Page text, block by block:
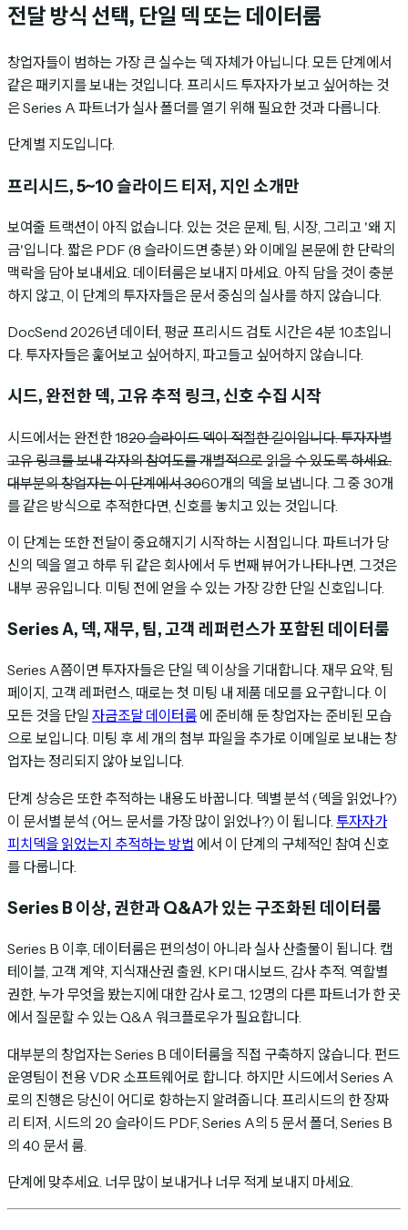
전달 방식 선택, 단일 덱 또는 데이터룸
창업자들이 범하는 가장 큰 실수는 덱 자체가 아닙니다. 모든 단계에서
같은 패키지를 보내는 것입니다. 프리시드 투자자가 보고 싶어하는 것
은 Series A 파트너가 실사 폴더를 열기 위해 필요한 것과 다릅니다.
단계별 지도입니다.
프리시드, 5~10 슬라이드 티저, 지인 소개만
보여줄 트랙션이 아직 없습니다. 있는 것은 문제, 팀, 시장, 그리고 '왜 지
금'입니다. 짧은 PDF (8 슬라이드면 충분) 와 이메일 본문에 한 단락의
맥락을 담아 보내세요. 데이터룸은 보내지 마세요. 아직 담을 것이 충분
하지 않고, 이 단계의 투자자들은 문서 중심의 실사를 하지 않습니다.
DocSend 2026년 데이터, 평균 프리시드 검토 시간은 4분 10초입니
다. 투자자들은 훑어보고 싶어하지, 파고들고 싶어하지 않습니다.
시드, 완전한 덱, 고유 추적 링크, 신호 수집 시작
시드에서는 완전한 1820 슬라이드 덱이 적절한 길이입니다. 투자자별
고유 링크를 보내 각자의 참여도를 개별적으로 읽을 수 있도록 하세요.
대부분의 창업자는 이 단계에서 3060개의 덱을 보냅니다. 그 중 30개
를 같은 방식으로 추적한다면, 신호를 놓치고 있는 것입니다.
이 단계는 또한 전달이 중요해지기 시작하는 시점입니다. 파트너가 당
신의 덱을 열고 하루 뒤 같은 회사에서 두 번째 뷰어가 나타나면, 그것은
내부 공유입니다. 미팅 전에 얻을 수 있는 가장 강한 단일 신호입니다.
Series A, 덱, 재무, 팀, 고객 레퍼런스가 포함된 데이터룸
Series A쯤이면 투자자들은 단일 덱 이상을 기대합니다. 재무 요약, 팀
페이지, 고객 레퍼런스, 때로는 첫 미팅 내 제품 데모를 요구합니다. 이
모든 것을 단일 자금조달 데이터룸 에 준비해 둔 창업자는 준비된 모습
으로 보입니다. 미팅 후 세 개의 첨부 파일을 추가로 이메일로 보내는 창
업자는 정리되지 않아 보입니다.
단계 상승은 또한 추적하는 내용도 바꿉니다. 덱별 분석 (덱을 읽었나?)
이 문서별 분석 (어느 문서를 가장 많이 읽었나?) 이 됩니다. 투자자가
피치덱을 읽었는지 추적하는 방법 에서 이 단계의 구체적인 참여 신호
를 다룹니다.
Series B 이상, 권한과 Q&A가 있는 구조화된 데이터룸
Series B 이후, 데이터룸은 편의성이 아니라 실사 산출물이 됩니다. 캡
테이블, 고객 계약, 지식재산권 출원, KPI 대시보드, 감사 추적. 역할별
권한, 누가 무엇을 봤는지에 대한 감사 로그, 12명의 다른 파트너가 한 곳
에서 질문할 수 있는 Q&A 워크플로우가 필요합니다.
대부분의 창업자는 Series B 데이터룸을 직접 구축하지 않습니다. 펀드
운영팀이 전용 VDR 소프트웨어로 합니다. 하지만 시드에서 Series A
로의 진행은 당신이 어디로 향하는지 알려줍니다. 프리시드의 한 장짜
리 티저, 시드의 20 슬라이드 PDF, Series A의 5 문서 폴더, Series B
의 40 문서 룸.
단계에 맞추세요. 너무 많이 보내거나 너무 적게 보내지 마세요.